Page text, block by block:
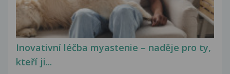
Inovativní léčba myastenie – naděje pro ty,
kteří ji...